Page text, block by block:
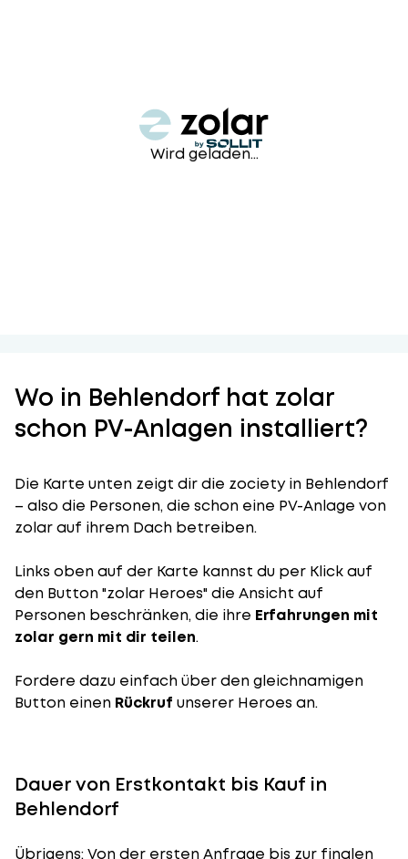
Wird geladen...
Wo in Behlendorf hat zolar
schon PV-Anlagen installiert?
Die Karte unten zeigt dir die zociety in Behlendorf
– also die Personen, die schon eine PV-Anlage von
zolar auf ihrem Dach betreiben.
Links oben auf der Karte kannst du per Klick auf
den Button "zolar Heroes" die Ansicht auf
Personen beschränken, die ihre Erfahrungen mit
zolar gern mit dir teilen.
Fordere dazu einfach über den gleichnamigen
Button einen Rückruf unserer Heroes an.
Dauer von Erstkontakt bis Kauf in
Behlendorf
Übrigens: Von der ersten Anfrage bis zur finalen